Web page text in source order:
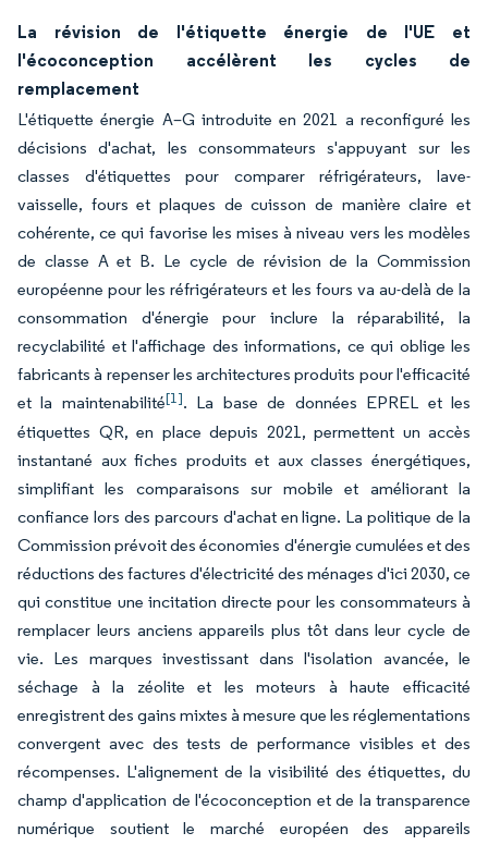
La révision de l'étiquette énergie de l'UE et
l'écoconception accélèrent les cycles de
remplacement
L'étiquette énergie A–G introduite en 2021 a reconfiguré les
décisions d'achat, les consommateurs s'appuyant sur les
classes d'étiquettes pour comparer réfrigérateurs, lave-
vaisselle, fours et plaques de cuisson de manière claire et
cohérente, ce qui favorise les mises à niveau vers les modèles
de classe A et B. Le cycle de révision de la Commission
européenne pour les réfrigérateurs et les fours va au-delà de la
consommation d'énergie pour inclure la réparabilité, la
recyclabilité et l'affichage des informations, ce qui oblige les
fabricants à repenser les architectures produits pour l'efficacité
et la maintenabilité[1]. La base de données EPREL et les
étiquettes QR, en place depuis 2021, permettent un accès
instantané aux fiches produits et aux classes énergétiques,
simplifiant les comparaisons sur mobile et améliorant la
confiance lors des parcours d'achat en ligne. La politique de la
Commission prévoit des économies d'énergie cumulées et des
réductions des factures d'électricité des ménages d'ici 2030, ce
qui constitue une incitation directe pour les consommateurs à
remplacer leurs anciens appareils plus tôt dans leur cycle de
vie. Les marques investissant dans l'isolation avancée, le
séchage à la zéolite et les moteurs à haute efficacité
enregistrent des gains mixtes à mesure que les réglementations
convergent avec des tests de performance visibles et des
récompenses. L'alignement de la visibilité des étiquettes, du
champ d'application de l'écoconception et de la transparence
numérique soutient le marché européen des appareils